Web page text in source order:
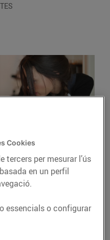
bones
Cookies
tercers per mesurar l’ús
en un perfil
essencials o configurar